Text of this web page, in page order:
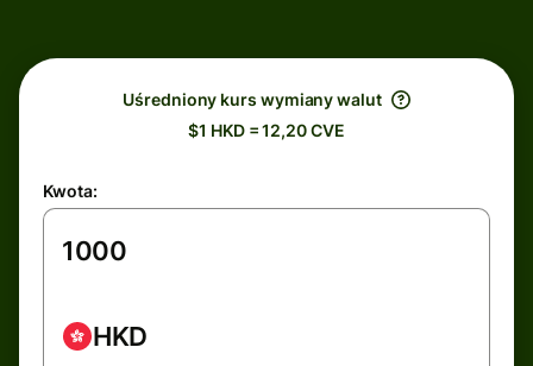
Uśredniony kurs wymiany walut
$1 HKD = 12,20 CVE
Kwota:
HKD